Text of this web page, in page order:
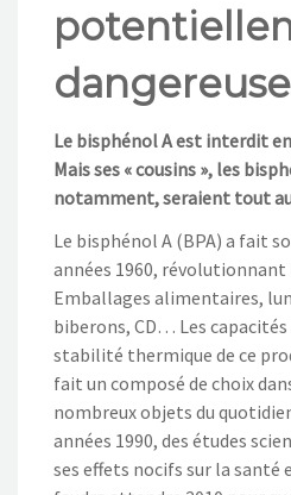
Le bisphénol A est interdit
Mais ses « cousins », les
notamment, seraient tout
Le bisphénol A (BPA) a fait
années 1960, révolutionnant
Emballages alimentaires,
biberons, CD… Les
stabilité thermique de ce
fait un composé de choix
nombreux objets du
années 1990, des études
ses effets nocifs sur la santé